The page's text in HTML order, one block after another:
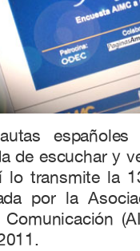
de escuchar y
lo transmite la
por la